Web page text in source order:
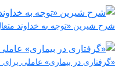
شرح شیرین «توجه به خداوند
«گرفتاری در بیماری» عاملی برای